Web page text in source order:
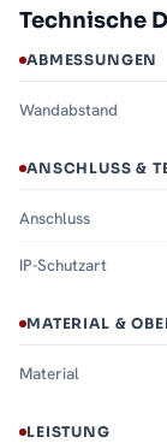
Technische
ABMESSUNGEN
Wandabstand
ANSCHLUSS &
Anschluss
IP-Schutzart
MATERIAL &
Material
LEISTUNG